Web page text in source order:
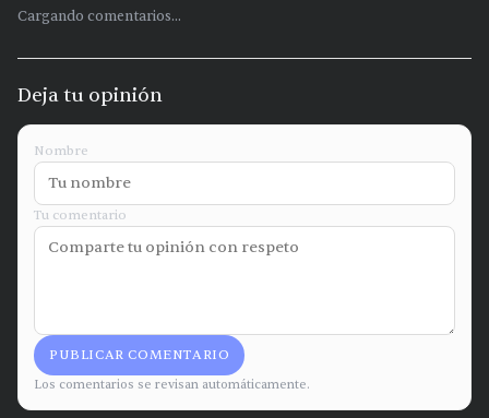
Cargando comentarios...
Deja tu opinión
Nombre
Tu comentario
PUBLICAR COMENTARIO
Los comentarios se revisan automáticamente.